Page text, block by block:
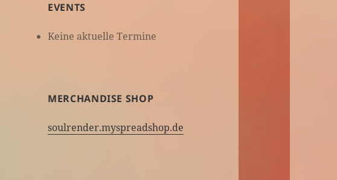
EVENTS
Keine aktuelle Termine
MERCHANDISE SHOP
soulrender.myspreadshop.de